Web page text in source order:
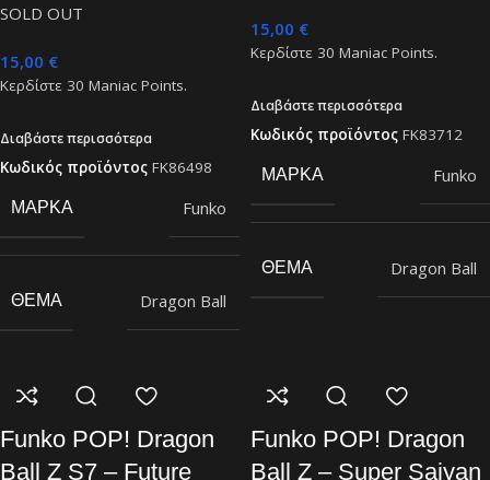
SOLD OUT
15,00 €
Κερδίστε 30 Maniac Points.
Διαβάστε περισσότερα
Κωδικός προϊόντος FK86498
ΜΆΡΚΑ Funko
ΘΈΜΑ Dragon Ball
15,00 €
Κερδίστε 30 Maniac Points.
Διαβάστε περισσότερα
Κωδικός προϊόντος FK83712
ΜΆΡΚΑ Funko
ΘΈΜΑ Dragon Ball
Funko POP! Dragon
Ball Z S7 – Future
Funko POP! Dragon
Ball Z – Super Saiyan